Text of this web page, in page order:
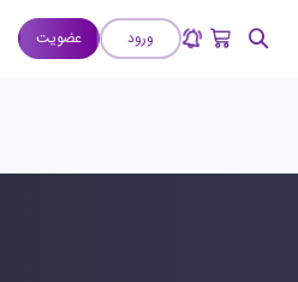
ورود عضویت